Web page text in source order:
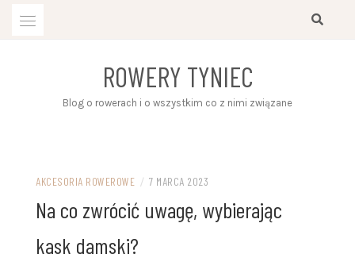
ROWERY TYNIEC
Blog o rowerach i o wszystkim co z nimi związane
AKCESORIA ROWEROWE / 7 MARCA 2023
Na co zwrócić uwagę, wybierając
kask damski?